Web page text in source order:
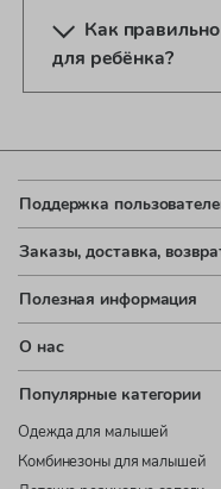
Как
для ребёнка?
Поддержка
Заказы, доставка,
Полезная информация
О нас
Популярные категории
Одежда для малышей
Комбинезоны для малышей